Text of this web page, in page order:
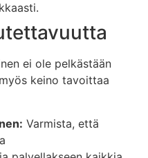
ei ole pelkästään
keino tavoittaa
Varmista, että